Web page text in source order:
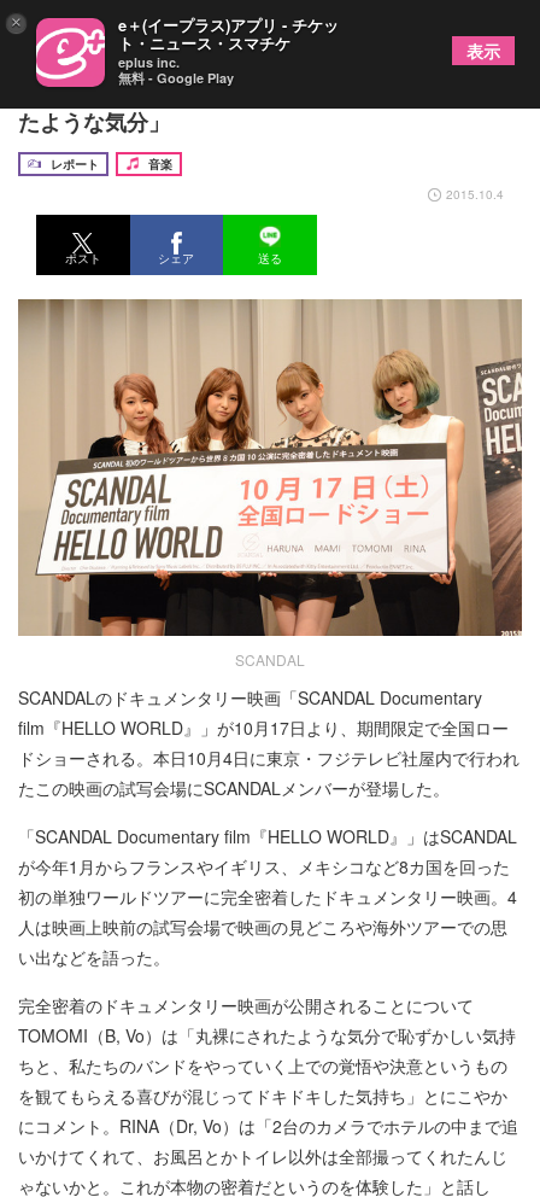
SCANDAL、ドキュメンタリー映画で「丸裸にされ
たような気分」
レポート
音楽
2015.10.4
ポスト シェア 送る
SCANDAL
SCANDALのドキュメンタリー映画「SCANDAL Documentary
film『HELLO WORLD』」が10月17日より、期間限定で全国ロー
ドショーされる。本日10月4日に東京・フジテレビ社屋内で行われ
たこの映画の試写会場にSCANDALメンバーが登場した。
「SCANDAL Documentary film『HELLO WORLD』」はSCANDAL
が今年1月からフランスやイギリス、メキシコなど8カ国を回った
初の単独ワールドツアーに完全密着したドキュメンタリー映画。4
人は映画上映前の試写会場で映画の見どころや海外ツアーでの思
い出などを語った。
完全密着のドキュメンタリー映画が公開されることについて
TOMOMI（B, Vo）は「丸裸にされたような気分で恥ずかしい気持
ちと、私たちのバンドをやっていく上での覚悟や決意というもの
を観てもらえる喜びが混じってドキドキした気持ち」とにこやか
にコメント。RINA（Dr, Vo）は「2台のカメラでホテルの中まで追
いかけてくれて、お風呂とかトイレ以外は全部撮ってくれたんじ
ゃないかと。これが本物の密着だというのを体験した」と話し
× e＋(イープラス)アプリ - チケッ
ト・ニュース・スマチケ
eplus inc.
無料 - Google Play
表示